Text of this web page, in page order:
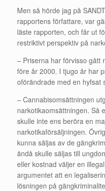
Men så hörde jag på
rapportens författare, var
läste rapporten, och får ut
restriktivt perspektiv på
– Priserna har förvisso gått
före år 2000. I tjugo år har
oförändrade med en hyfsat
– Cannabisomsättningen
narkotikaomsättningen. Så
skulle inte ens beröra en
narkotikaförsäljningen.
kunna säljas av de
ändå skulle säljas till
eller kostnad väljer en
argumentet att en
lösningen på